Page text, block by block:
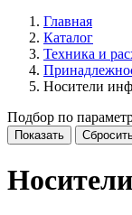
Главная
Каталог
Техника и
Носители
Подбор по